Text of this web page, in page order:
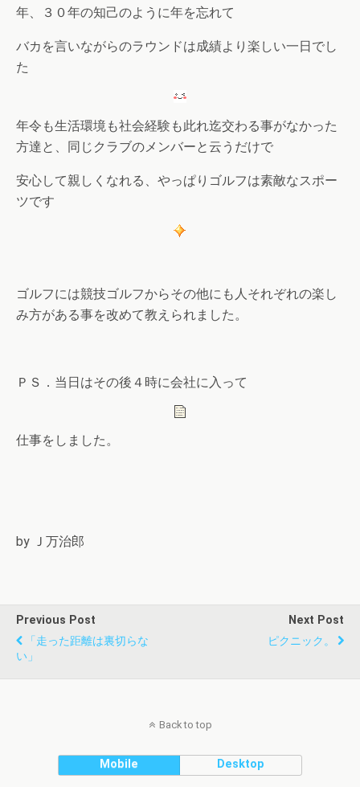
年、３０年の知己のように年を忘れて
バカを言いながらのラウンドは成績より楽しい一日でし
た
年令も生活環境も社会経験も此れ迄交わる事がなかった
方達と、同じクラブのメンバーと云うだけで
安心して親しくなれる、やっぱりゴルフは素敵なスポー
ツです
ゴルフには競技ゴルフからその他にも人それぞれの楽し
み方がある事を改めて教えられました。
ＰＳ．当日はその後４時に会社に入って
仕事をしました。
by Ｊ万治郎
Previous Post
「走った距離は裏切らな
い」
Next Post
ピクニック。
Back to top
Mobile Desktop